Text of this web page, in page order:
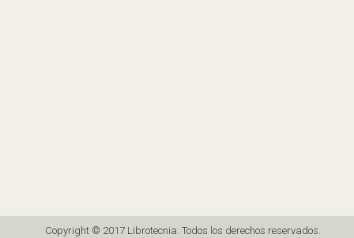
Copyright © 2017 Librotecnia. Todos los derechos reservados.